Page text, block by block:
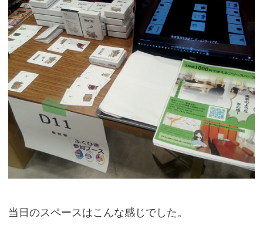
当日のスペースはこんな感じでした。